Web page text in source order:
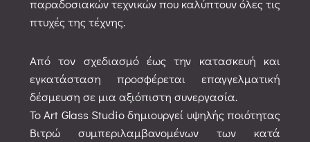
παραδοσιακών τεχνικών που καλύπτουν όλες τις
πτυχές της τέχνης.
Από τον σχεδιασμό έως την κατασκευή και
εγκατάσταση προσφέρεται επαγγελματική
δέσμευση σε μια αξιόπιστη συνεργασία.
Το Art Glass Studio δημιουργεί υψηλής ποιότητας
Βιτρώ συμπεριλαμβανομένων των κατά